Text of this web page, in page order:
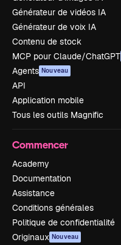
Générateur de vidéos IA
Générateur de voix IA
Contenu de stock
MCP pour Claude/ChatGPT
Agents Nouveau
API
Application mobile
Tous les outils Magnific
Commencer
Academy
Documentation
Assistance
Conditions générales
Politique de confidentialité
Originaux Nouveau